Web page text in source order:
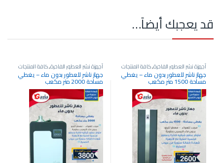
قد يعجبك أيضاً…
أجهزة نشر العطور الفاخرة,كافة المنتجات
جهاز ناشر للعطور بدون ماء – يغطي
مساحة 1500 متر مكعب
أجهزة نشر العطور الفاخرة,كافة المنتجات
جهاز ناشر للعطور بدون ماء – يغطي
مساحة 2000 متر مكعب